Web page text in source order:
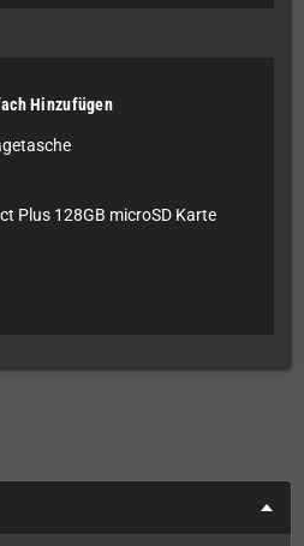
Hinzufügen
Plus 128GB microSD Karte